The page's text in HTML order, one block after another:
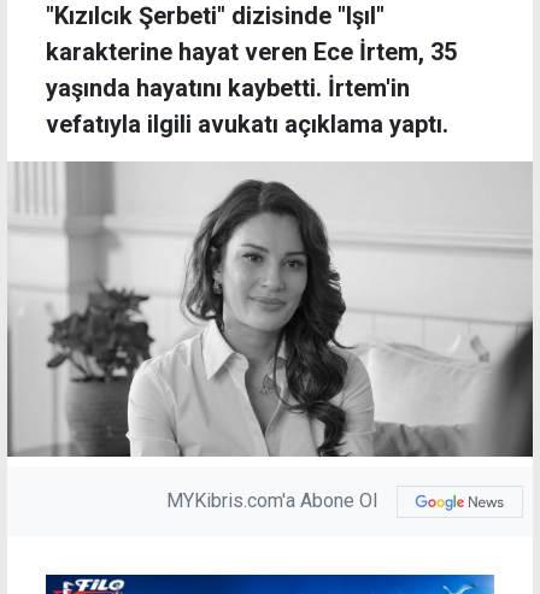
"Kızılcık Şerbeti" dizisinde "Işıl"
karakterine hayat veren Ece İrtem, 35
yaşında hayatını kaybetti. İrtem'in
vefatıyla ilgili avukatı açıklama yaptı.
MYKibris.com'a Abone Ol